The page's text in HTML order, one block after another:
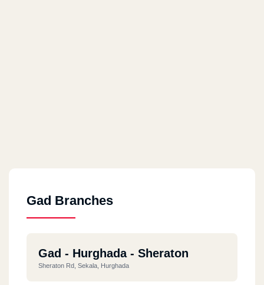
Gad Branches
Gad - Hurghada - Sheraton
Sheraton Rd, Sekala, Hurghada